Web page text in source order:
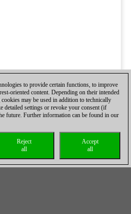
to provide certain functions, to improve
oriented content. Depending on their intended
may be used in addition to technically
detailed settings or revoke your consent (if
future. Further information can be found in our
Accept
all
Reject
all